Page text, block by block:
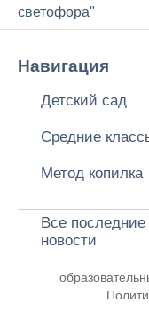
светофора"
Навигация
Детский сад
Средние
Метод копилка
Все последние
новости